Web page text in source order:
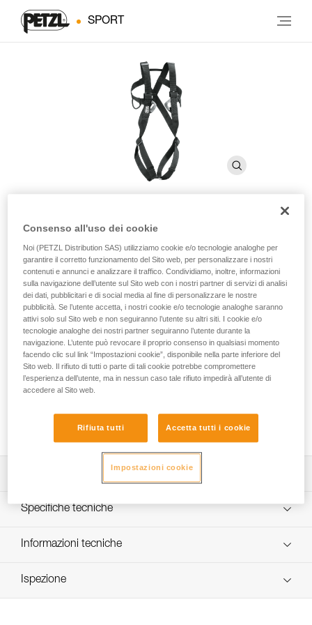
SPORT
8003
Imbracatura completa per adulti
Per gli appassionati dell’imbracatura completa: 8003 è
particolarmente indicata per l’escursionismo d’alta quota e
l’alpinismo classico. Interamente regolabile, si adatta a tutte
le morfologie.
Avete bisogno d'aiuto per trovare l'imbragatura che fa per
voi?
Fettuccia larga e morbida.
regolazione precisa.
Specifiche tecniche
Materiali: fettuccia in poliestere
Dettagli codice
Informazioni tecniche
Scarica il pdf technical-notice-8003-2
Ispezione
Consenso all'uso dei cookie
Noi (PETZL Distribution SAS) utilizziamo cookie e/o tecnologie analoghe per
garantire il corretto funzionamento del Sito web, per personalizzare i nostri
contenuti e annunci e analizzare il traffico. Condividiamo, inoltre, informazioni
sulla navigazione dell’utente sul Sito web con i nostri partner di servizi di analisi
dei dati, pubblicitari e di social media al fine di personalizzare le nostre
pubblicità. Se l’utente accetta, i nostri cookie e/o tecnologie analoghe saranno
attivi solo sul Sito web e non seguiranno l’utente su altri siti. I cookie e/o
tecnologie analoghe dei nostri partner seguiranno l’utente durante la
navigazione. L’utente può revocare il proprio consenso in qualsiasi momento
facendo clic sul link “Impostazioni cookie”, disponibile nella parte inferiore del
Sito web. Il rifiuto di tutti o parte di tali cookie potrebbe compromettere
l’esperienza dell’utente, ma in nessun caso tale rifiuto impedirà all’utente di
accedere al Sito web.
Rifiuta tutti Accetta tutti i cookie
Impostazioni cookie